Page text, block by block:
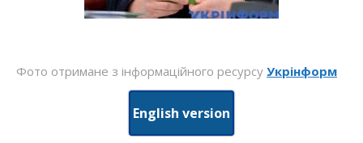
Фото отримане з інформаційного ресурсу Укрінформ
English version